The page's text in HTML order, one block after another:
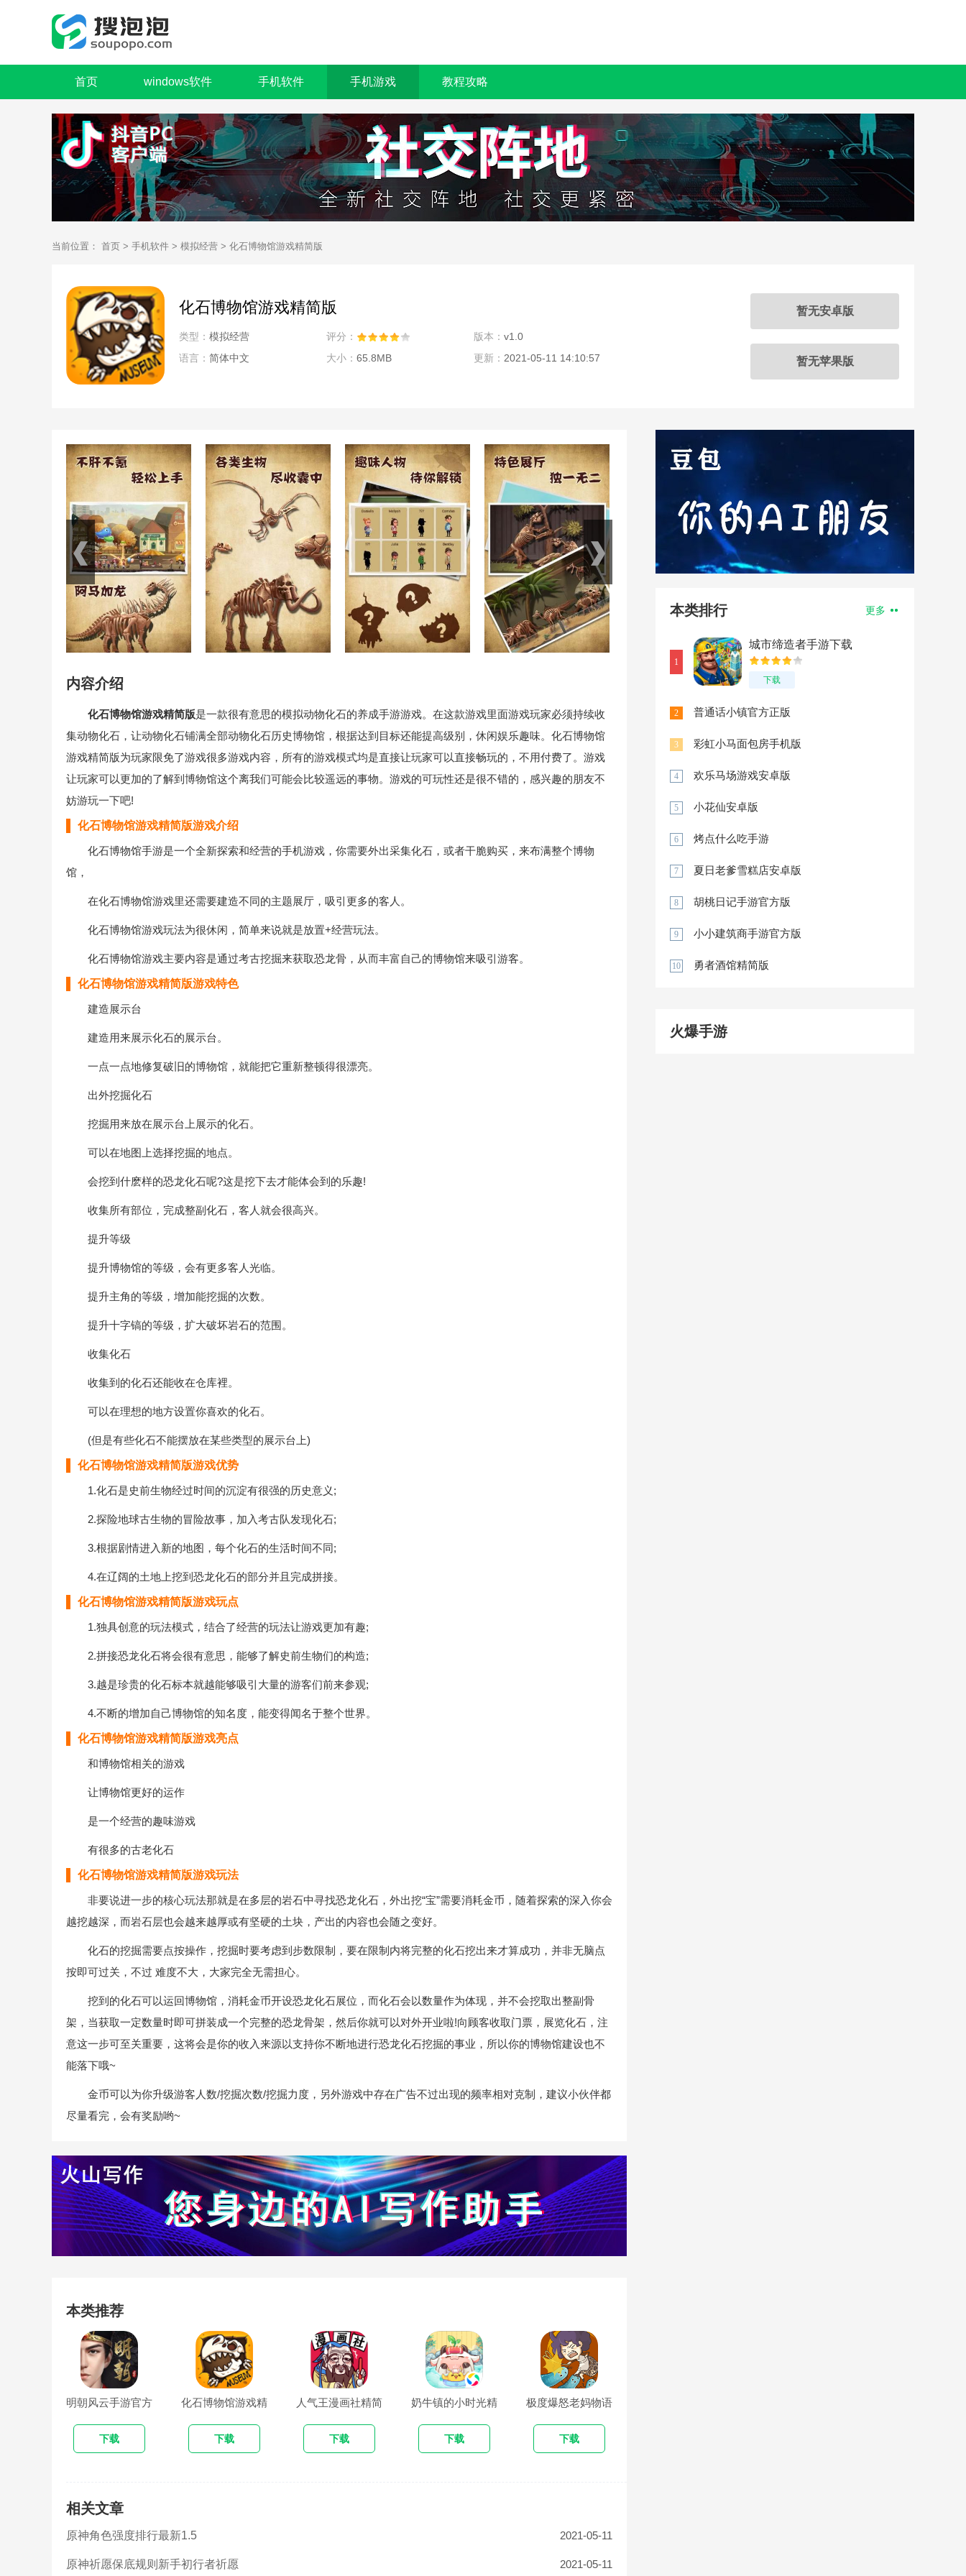
首页 windows软件 手机软件 手机游戏 教程攻略
当前位置： 首页 > 手机软件 > 模拟经营 > 化石博物馆游戏精简版
化石博物馆游戏精简版
类型： 模拟经营 评分： 版本： v1.0
语言： 简体中文 大小： 65.8MB 更新： 2021-05-11 14:10:57
暂无安卓版
暂无苹果版
内容介绍
化石博物馆游戏精简版是一款很有意思的模拟动物化石的养成手游游戏。在这款游戏里面游戏玩家必须持续收
集动物化石，让动物化石铺满全部动物化石历史博物馆，根据达到目标还能提高级别，休闲娱乐趣味。化石博物馆
游戏精简版为玩家限免了游戏很多游戏内容，所有的游戏模式均是直接让玩家可以直接畅玩的，不用付费了。游戏
让玩家可以更加的了解到博物馆这个离我们可能会比较遥远的事物。游戏的可玩性还是很不错的，感兴趣的朋友不
妨游玩一下吧!
化石博物馆游戏精简版游戏介绍
化石博物馆手游是一个全新探索和经营的手机游戏，你需要外出采集化石，或者干脆购买，来布满整个博物
馆，
在化石博物馆游戏里还需要建造不同的主题展厅，吸引更多的客人。
化石博物馆游戏玩法为很休闲，简单来说就是放置+经营玩法。
化石博物馆游戏主要内容是通过考古挖掘来获取恐龙骨，从而丰富自己的博物馆来吸引游客。
化石博物馆游戏精简版游戏特色
建造展示台
建造用来展示化石的展示台。
一点一点地修复破旧的博物馆，就能把它重新整顿得很漂亮。
出外挖掘化石
挖掘用来放在展示台上展示的化石。
可以在地图上选择挖掘的地点。
会挖到什麽样的恐龙化石呢?这是挖下去才能体会到的乐趣!
收集所有部位，完成整副化石，客人就会很高兴。
提升等级
提升博物馆的等级，会有更多客人光临。
提升主角的等级，增加能挖掘的次数。
提升十字镐的等级，扩大破坏岩石的范围。
收集化石
收集到的化石还能收在仓库裡。
可以在理想的地方设置你喜欢的化石。
(但是有些化石不能摆放在某些类型的展示台上)
化石博物馆游戏精简版游戏优势
1.化石是史前生物经过时间的沉淀有很强的历史意义;
2.探险地球古生物的冒险故事，加入考古队发现化石;
3.根据剧情进入新的地图，每个化石的生活时间不同;
4.在辽阔的土地上挖到恐龙化石的部分并且完成拼接。
化石博物馆游戏精简版游戏玩点
1.独具创意的玩法模式，结合了经营的玩法让游戏更加有趣;
2.拼接恐龙化石将会很有意思，能够了解史前生物们的构造;
3.越是珍贵的化石标本就越能够吸引大量的游客们前来参观;
4.不断的增加自己博物馆的知名度，能变得闻名于整个世界。
化石博物馆游戏精简版游戏亮点
和博物馆相关的游戏
让博物馆更好的运作
是一个经营的趣味游戏
有很多的古老化石
化石博物馆游戏精简版游戏玩法
非要说进一步的核心玩法那就是在多层的岩石中寻找恐龙化石，外出挖“宝”需要消耗金币，随着探索的深入你会
越挖越深，而岩石层也会越来越厚或有坚硬的土块，产出的内容也会随之变好。
化石的挖掘需要点按操作，挖掘时要考虑到步数限制，要在限制内将完整的化石挖出来才算成功，并非无脑点
按即可过关，不过 难度不大，大家完全无需担心。
挖到的化石可以运回博物馆，消耗金币开设恐龙化石展位，而化石会以数量作为体现，并不会挖取出整副骨
架，当获取一定数量时即可拼装成一个完整的恐龙骨架，然后你就可以对外开业啦!向顾客收取门票，展览化石，注
意这一步可至关重要，这将会是你的收入来源以支持你不断地进行恐龙化石挖掘的事业，所以你的博物馆建设也不
能落下哦~
金币可以为你升级游客人数/挖掘次数/挖掘力度，另外游戏中存在广告不过出现的频率相对克制，建议小伙伴都
尽量看完，会有奖励哟~
本类推荐
明朝风云手游官方
版
下载
化石博物馆游戏精
简版
下载
人气王漫画社精简
版
下载
奶牛镇的小时光精
简版
下载
极度爆怒老妈物语
精简版
下载
相关文章
原神角色强度排行最新1.5 2021-05-11
原神祈愿保底规则新手初行者祈愿 2021-05-11
本类排行 更多
1
城市缔造者手游下载
下载
2 普通话小镇官方正版
3 彩虹小马面包房手机版
4 欢乐马场游戏安卓版
5 小花仙安卓版
6 烤点什么吃手游
7 夏日老爹雪糕店安卓版
8 胡桃日记手游官方版
9 小小建筑商手游官方版
10 勇者酒馆精简版
火爆手游